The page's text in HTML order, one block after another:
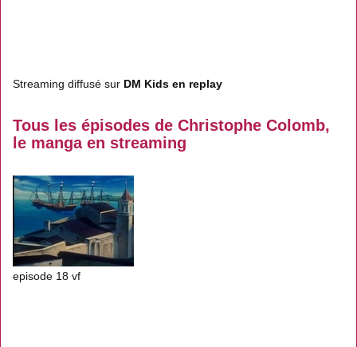
Streaming diffusé sur DM Kids en replay
Tous les épisodes de Christophe Colomb,
le manga en streaming
episode 18 vf